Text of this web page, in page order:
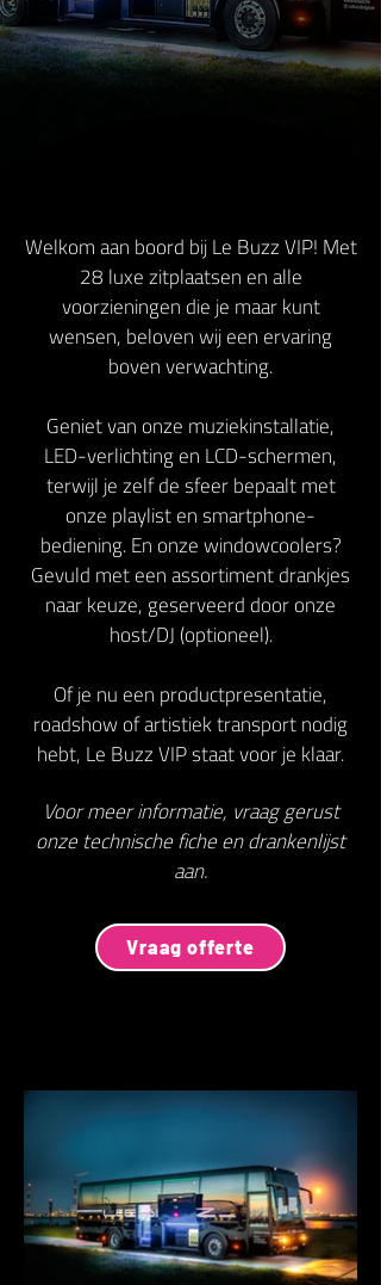
Welkom aan boord bij Le Buzz VIP! Met
28 luxe zitplaatsen en alle
voorzieningen die je maar kunt
wensen, beloven wij een ervaring
boven verwachting.
Geniet van onze muziekinstallatie,
LED-verlichting en LCD-schermen,
terwijl je zelf de sfeer bepaalt met
onze playlist en smartphone-
bediening. En onze windowcoolers?
Gevuld met een assortiment drankjes
naar keuze, geserveerd door onze
host/DJ (optioneel).
Of je nu een productpresentatie,
roadshow of artistiek transport nodig
hebt, Le Buzz VIP staat voor je klaar.
Voor meer informatie, vraag gerust
onze technische fiche en drankenlijst
aan.
Vraag offerte